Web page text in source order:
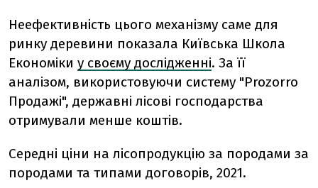
Неефективність цього механізму саме для
ринку деревини показала Київська Школа
Економіки у своєму дослідженні. За її
аналізом, використовуючи систему "Prozorro
Продажі", державні лісові господарства
отримували менше коштів.
Середні ціни на лісопродукцію за породами за
породами та типами договорів, 2021.